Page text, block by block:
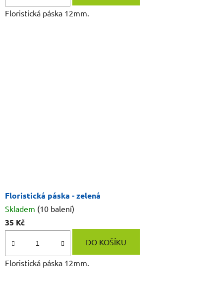
Floristická páska 12mm.
Floristická páska - zelená
Skladem (10 balení)
35 Kč
DO KOŠÍKU
Floristická páska 12mm.